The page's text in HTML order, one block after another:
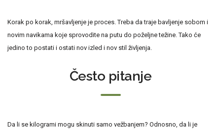
Korak po korak, mršavljenje je proces. Treba da traje bavljenje sobom i
novim navikama koje sprovodite na putu do poželjne težine. Tako će
jedino to postati i ostati nov izled i nov stil življenja.
Često pitanje
Da li se kilogrami mogu skinuti samo vežbanjem? Odnosno, da li je